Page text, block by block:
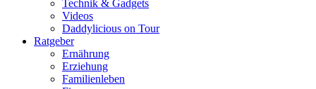
Technik & Gadgets
Videos
Daddylicious on Tour
Ratgeber
Ernährung
Erziehung
Familienleben